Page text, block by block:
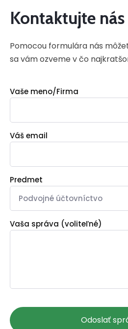
Kontaktujte nás
Pomocou formulára nás
sa vám ozveme v čo
Vaše meno/Firma
Váš email
Predmet
Vaša správa (voliteľné)